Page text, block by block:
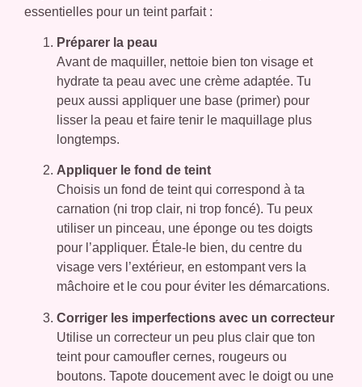
essentielles pour un teint parfait :
Préparer la peau
Avant de maquiller, nettoie bien ton visage et
hydrate ta peau avec une crème adaptée. Tu
peux aussi appliquer une base (primer) pour
lisser la peau et faire tenir le maquillage plus
longtemps.
Appliquer le fond de teint
Choisis un fond de teint qui correspond à ta
carnation (ni trop clair, ni trop foncé). Tu peux
utiliser un pinceau, une éponge ou tes doigts
pour l’appliquer. Étale-le bien, du centre du
visage vers l’extérieur, en estompant vers la
mâchoire et le cou pour éviter les démarcations.
Corriger les imperfections avec un correcteur
Utilise un correcteur un peu plus clair que ton
teint pour camoufler cernes, rougeurs ou
boutons. Tapote doucement avec le doigt ou une